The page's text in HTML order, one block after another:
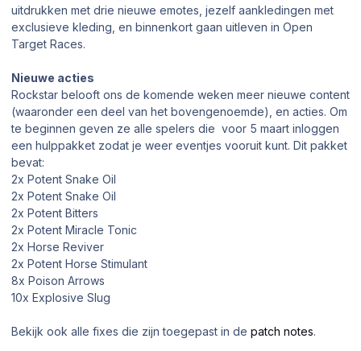
uitdrukken met drie nieuwe emotes, jezelf aankledingen met
exclusieve kleding, en binnenkort gaan uitleven in Open
Target Races.
Nieuwe acties
Rockstar belooft ons de komende weken meer nieuwe content
(waaronder een deel van het bovengenoemde), en acties. Om
te beginnen geven ze alle spelers die voor 5 maart inloggen
een hulppakket zodat je weer eventjes vooruit kunt. Dit pakket
bevat:
2x Potent Snake Oil
2x Potent Snake Oil
2x Potent Bitters
2x Potent Miracle Tonic
2x Horse Reviver
2x Potent Horse Stimulant
8x Poison Arrows
10x Explosive Slug
Bekijk ook alle fixes die zijn toegepast in de patch notes.